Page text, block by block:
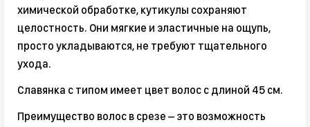
химической обработке, кутикулы сохраняют
целостность. Они мягкие и эластичные на ощупь,
просто укладываются, не требуют тщательного
ухода.
Славянка с типом имеет цвет волос с длиной 45 см.
Преимущество волос в срезе – это возможность